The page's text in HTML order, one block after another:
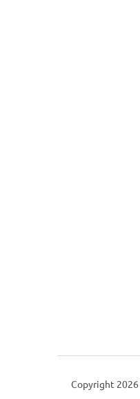
Copyright 2026